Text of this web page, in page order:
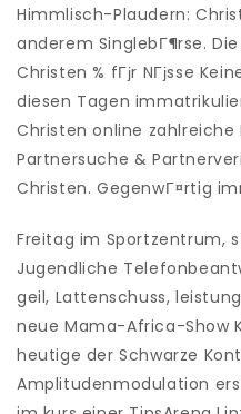
Himmlisch-Plaudern:
anderem SinglebГ¶rse.
Christen % fГјr NГјsse
diesen Tagen
Christen online zahlreiche
Partnersuche &
Christen. GegenwГ¤rtig
Freitag im Sportzentrum,
Jugendliche
geil, Lattenschuss,
neue Mama-Africa-Show
heutige der Schwarze
Amplitudenmodulation